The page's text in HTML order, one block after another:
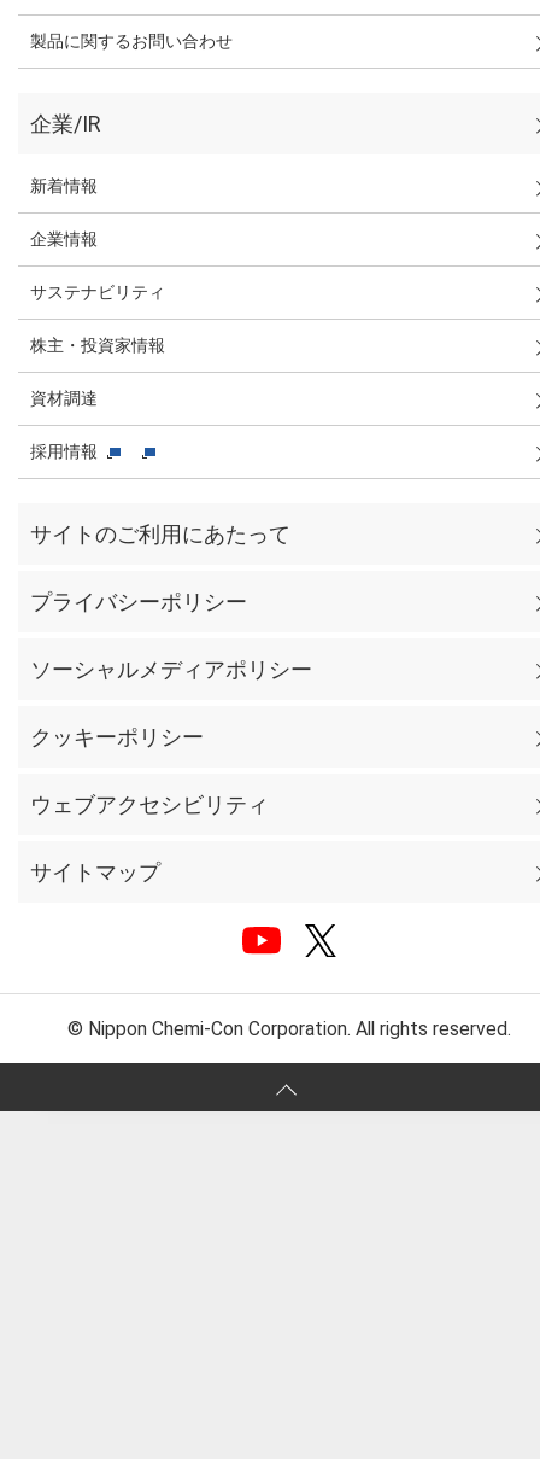
製品に関するお問い合わせ
企業/IR
新着情報
企業情報
サステナビリティ
株主・投資家情報
資材調達
採用情報
サイトのご利用にあたって
プライバシーポリシー
ソーシャルメディアポリシー
クッキーポリシー
ウェブアクセシビリティ
サイトマップ
© Nippon Chemi-Con Corporation. All rights reserved.